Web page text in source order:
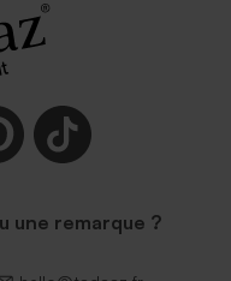
une remarque ?